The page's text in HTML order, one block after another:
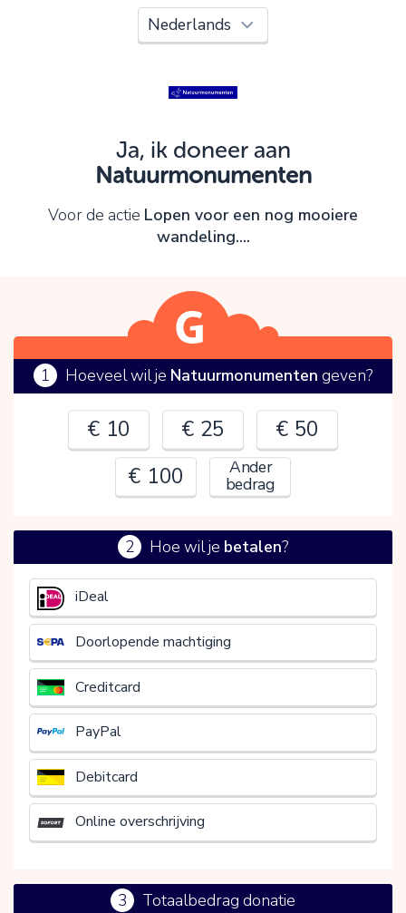
Ja, ik doneer aan
Natuurmonumenten
Voor de actie Lopen voor een nog mooiere
wandeling....
1 Hoeveel wil je Natuurmonumenten geven?
€ 10 € 25
€ 50
€ 100
Ander
bedrag
€
2 Hoe wil je betalen?
iDeal
Doorlopende machtiging
Creditcard
PayPal
Debitcard
Online overschrijving
3 Totaalbedrag donatie
Oeps!
OK